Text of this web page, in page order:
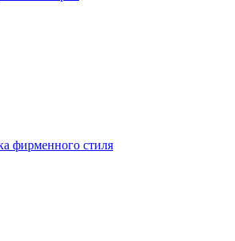
фирменного стиля